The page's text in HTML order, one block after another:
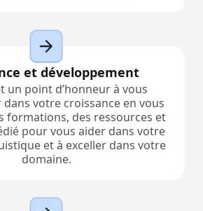
et développement
un point d’honneur à vous
votre croissance en vous
formations, des ressources et
pour vous aider dans votre
et à exceller dans votre
domaine.